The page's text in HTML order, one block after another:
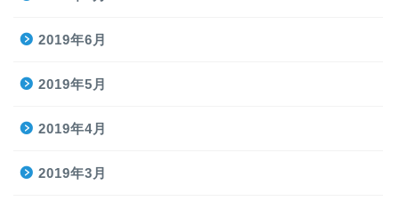
2019年6月
2019年5月
2019年4月
2019年3月